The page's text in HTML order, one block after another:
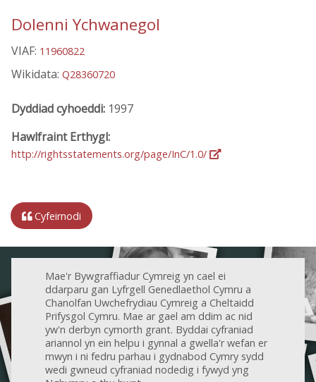
Dolenni Ychwanegol
VIAF: 11960822
Wikidata: Q28360720
Dyddiad cyhoeddi: 1997
Hawlfraint Erthygl:
http://rightsstatements.org/page/InC/1.0/
Cyfeirnodi
Mae'r Bywgraffiadur Cymreig yn cael ei
ddarparu gan Lyfrgell Genedlaethol Cymru a
Chanolfan Uwchefrydiau Cymreig a Cheltaidd
Prifysgol Cymru. Mae ar gael am ddim ac nid
yw'n derbyn cymorth grant. Byddai cyfraniad
ariannol yn ein helpu i gynnal a gwella'r wefan er
mwyn i ni fedru parhau i gydnabod Cymry sydd
wedi gwneud cyfraniad nodedig i fywyd yng